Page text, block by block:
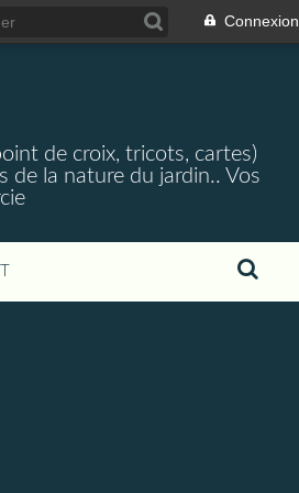
Connexion
de croix, tricots, cartes)
de la nature du jardin.. Vos